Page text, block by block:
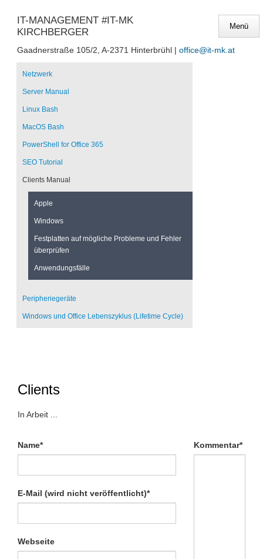
IT-MANAGEMENT #IT-MK
KIRCHBERGER
Gaadnerstraße 105/2, A-2371 Hinterbrühl |office@it-mk.at
überspringen
Netzwerk
Server Manual
Linux Bash
MacOS Bash
PowerShell for Office 365
SEO Tutorial
Clients Manual
Apple
Windows
Festplatten auf mögliche Probleme und Fehler
überprüfen
Anwendungsfälle
Peripheriegeräte
Windows und Office Lebenszyklus (Lifetime Cycle)
Clients
In Arbeit ...
Pflichtfeld
Name*
Pflichtfeld
E-Mail (wird nicht veröffentlicht)*
Webseite
Pflichtfeld
Kommentar*